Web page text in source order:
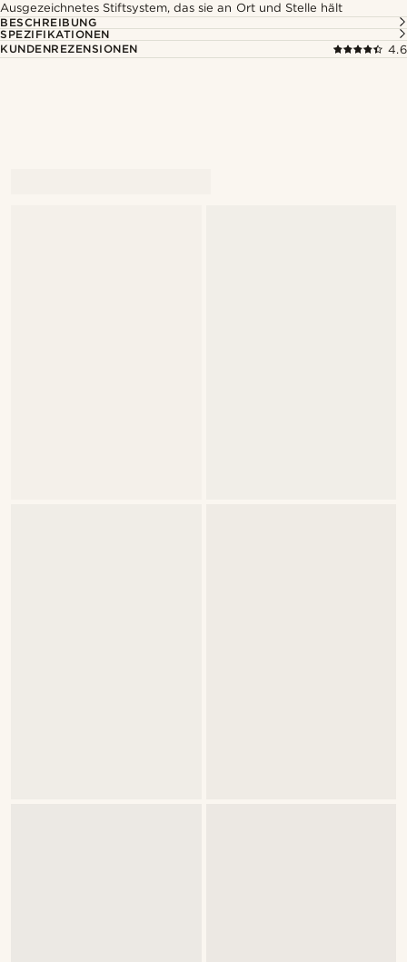
Ausgezeichnetes Stiftsystem, das sie an Ort und Stelle hält
BESCHREIBUNG
SPEZIFIKATIONEN
KUNDENREZENSIONEN
4.6